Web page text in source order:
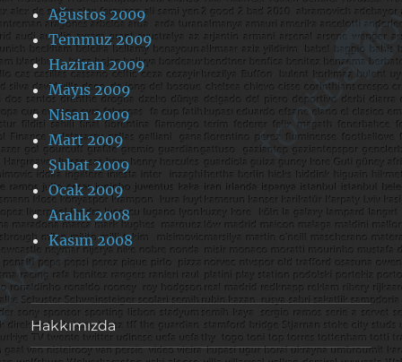
Ağustos 2009
Temmuz 2009
Haziran 2009
Mayıs 2009
Nisan 2009
Mart 2009
Şubat 2009
Ocak 2009
Aralık 2008
Kasım 2008
Hakkımızda